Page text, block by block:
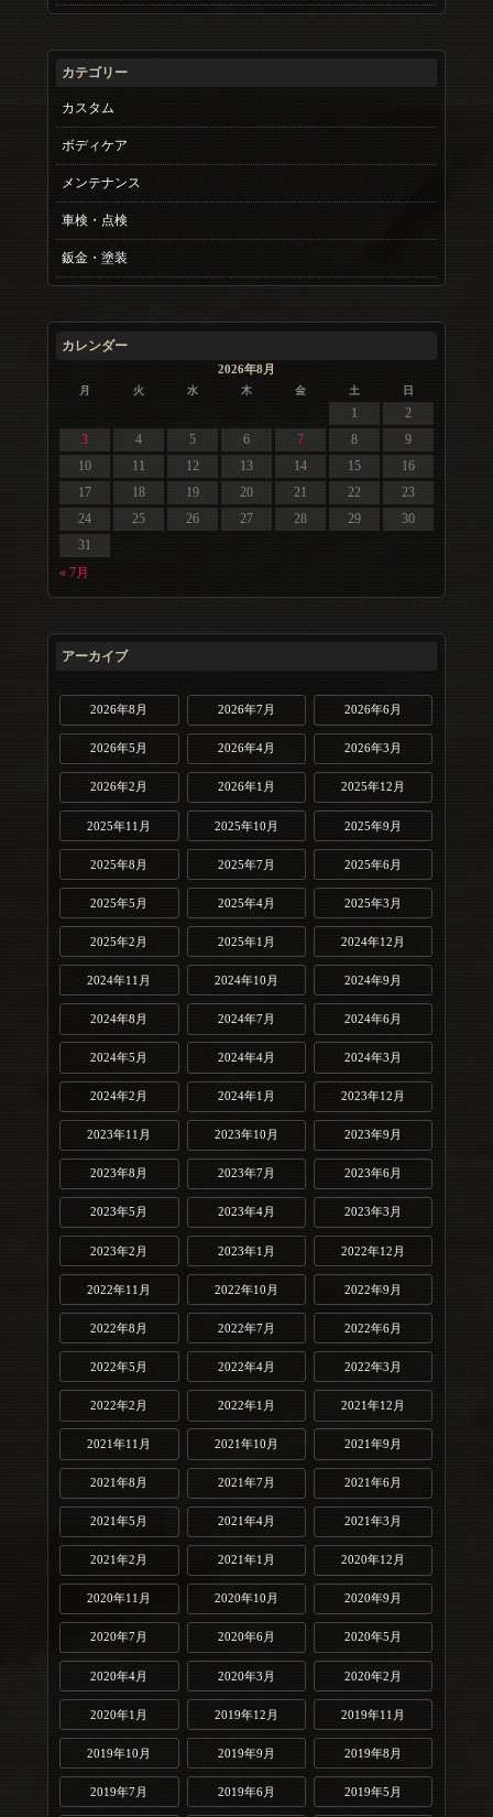
カテゴリー
カスタム
ボディケア
メンテナンス
車検・点検
鈑金・塗装
カレンダー
2026年8月
月 火 水 木 金 土 日
« 7月
1
2
3
4 5 6 7 8
9
10
11 12 13 14 15
16
17
18 19 20 21 22
23
24
25 26 27 28 29
30
31
アーカイブ
2026年8月 2026年7月 2026年6月
2026年5月 2026年4月 2026年3月
2026年2月 2026年1月 2025年12月
2025年11月 2025年10月 2025年9月
2025年8月 2025年7月 2025年6月
2025年5月 2025年4月 2025年3月
2025年2月 2025年1月 2024年12月
2024年11月 2024年10月 2024年9月
2024年8月 2024年7月 2024年6月
2024年5月 2024年4月 2024年3月
2024年2月 2024年1月 2023年12月
2023年11月 2023年10月 2023年9月
2023年8月 2023年7月 2023年6月
2023年5月 2023年4月 2023年3月
2023年2月 2023年1月 2022年12月
2022年11月 2022年10月 2022年9月
2022年8月 2022年7月 2022年6月
2022年5月 2022年4月 2022年3月
2022年2月 2022年1月 2021年12月
2021年11月 2021年10月 2021年9月
2021年8月 2021年7月 2021年6月
2021年5月 2021年4月 2021年3月
2021年2月 2021年1月 2020年12月
2020年11月 2020年10月 2020年9月
2020年7月 2020年6月 2020年5月
2020年4月 2020年3月 2020年2月
2020年1月 2019年12月 2019年11月
2019年10月 2019年9月 2019年8月
2019年7月 2019年6月 2019年5月